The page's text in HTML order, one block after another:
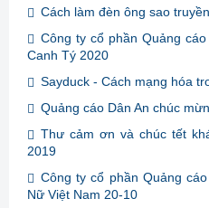
Cách làm đèn ông sao
Công ty cổ phần Quảng
Canh Tý 2020
Sayduck - Cách mạng hóa
Quảng cáo Dân An chúc
Thư cảm ơn và chúc tết
2019
Công ty cổ phần Quảng
Nữ Việt Nam 20-10